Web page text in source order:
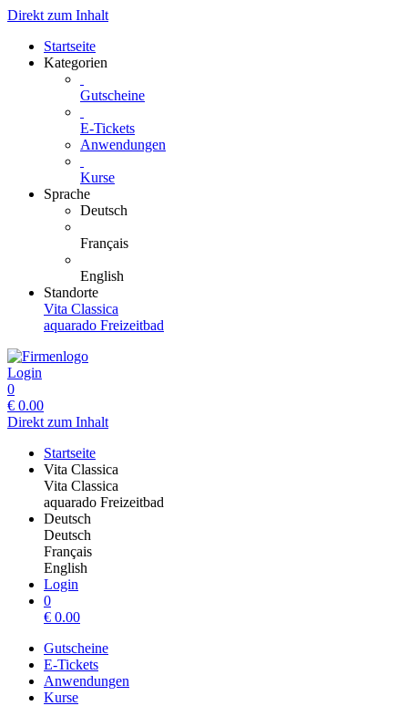
Direkt zum Inhalt
Startseite
Kategorien
Gutscheine
E-Tickets
Anwendungen
Kurse
Sprache
Deutsch
Français
English
Standorte
Vita Classica
aquarado Freizeitbad
Login
0
€ 0.00
Direkt zum Inhalt
Startseite
Vita Classica
Vita Classica
aquarado Freizeitbad
Deutsch
Deutsch
Français
English
Login
0
€ 0.00
Gutscheine
E-Tickets
Anwendungen
Kurse